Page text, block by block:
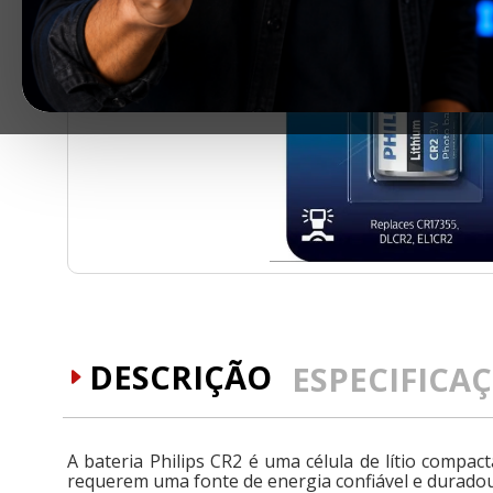
DESCRIÇÃO
A bateria Philips CR2 é uma célula de lítio
requerem uma fonte de energia confiável e